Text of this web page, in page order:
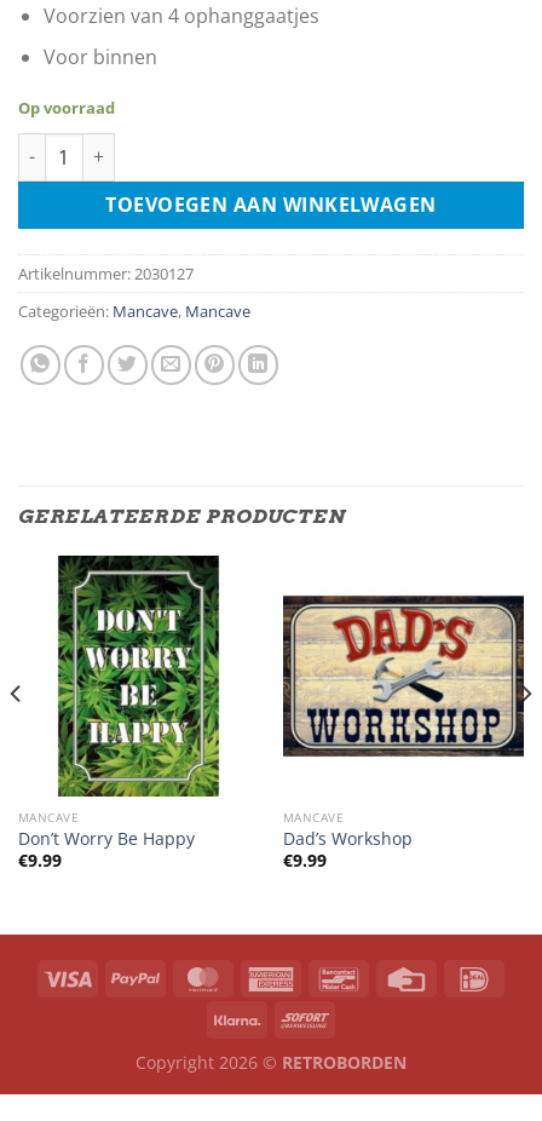
Voorzien van 4 ophanggaatjes
Voor binnen
Op voorraad
American Beauty aantal
TOEVOEGEN AAN WINKELWAGEN
Artikelnummer:2030127
Categorieën: Mancave, Mancave
GERELATEERDE PRODUCTEN
MANCAVE
Don’t Worry Be Happy
€9.99
MANCAVE
Dad’s Workshop
€9.99
Copyright 2026 © RETROBORDEN